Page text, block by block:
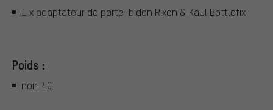
1 x adaptateur de porte-bidon Rixen & Kaul Bottlefix
Poids :
noir: 40